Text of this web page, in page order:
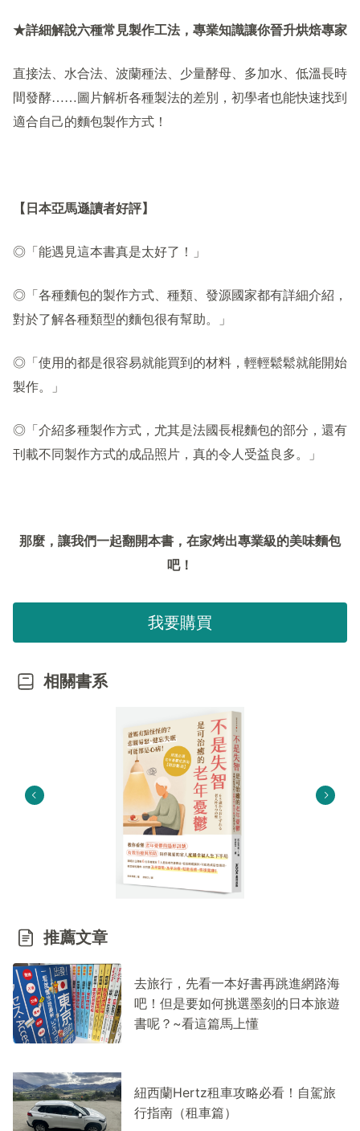
★詳細解說六種常見製作工法，專業知識讓你晉升烘焙專家
直接法、水合法、波蘭種法、少量酵母、多加水、低溫長時
間發酵……圖片解析各種製法的差別，初學者也能快速找到
適合自己的麵包製作方式！
【日本亞馬遜讀者好評】
◎「能遇見這本書真是太好了！」
◎「各種麵包的製作方式、種類、發源國家都有詳細介紹，
對於了解各種類型的麵包很有幫助。」
◎「使用的都是很容易就能買到的材料，輕輕鬆鬆就能開始
製作。」
◎「介紹多種製作方式，尤其是法國長棍麵包的部分，還有
刊載不同製作方式的成品照片，真的令人受益良多。」
那麼，讓我們一起翻開本書，在家烤出專業級的美味麵包
吧！
我要購買
相關書系
推薦文章
去旅行，先看一本好書再跳進網路海
吧！但是要如何挑選墨刻的日本旅遊
書呢？~看這篇馬上懂
紐西蘭Hertz租車攻略必看！自駕旅
行指南（租車篇）